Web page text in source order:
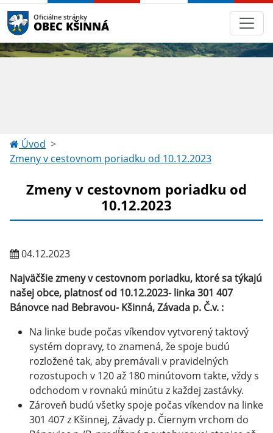
Oficiálne stránky
OBEC KŠINNÁ
Úvod
Zmeny v cestovnom poriadku od 10.12.2023
Zmeny v cestovnom poriadku od
10.12.2023
04.12.2023
Najväčšie zmeny v cestovnom poriadku, ktoré sa týkajú
našej obce, platnosť od 10.12.2023- linka 301 407
Bánovce nad Bebravou- Kšinná, Závada p. Č.v. :
Na linke bude počas víkendov vytvorený taktový
systém dopravy, to znamená, že spoje budú
rozložené tak, aby premávali v pravidelných
rozostupoch v 120 až 180 minútovom takte, vždy s
odchodom v rovnakú minútu z každej zastávky.
Zároveň budú všetky spoje počas víkendov na linke
301 407 z Kšinnej, Závady p. Čiernym vrchom do